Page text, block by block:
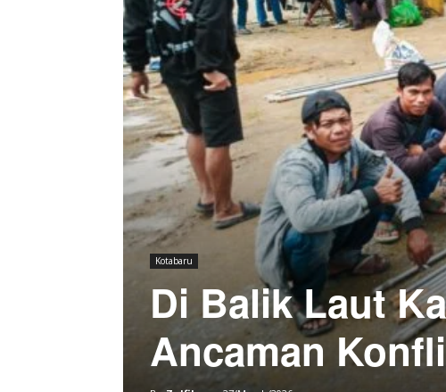
Kotabaru
Di Balik Laut
Ancaman